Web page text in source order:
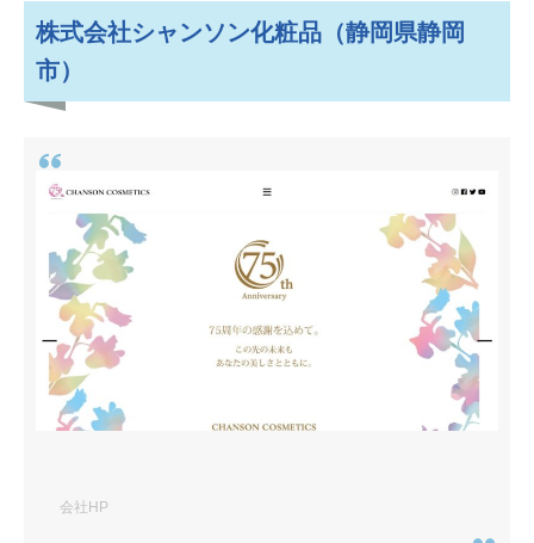
株式会社シャンソン化粧品（静岡県静岡
市）
会社HP